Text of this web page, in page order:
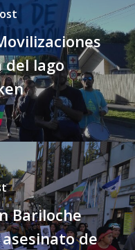
del lago
Bariloche
de